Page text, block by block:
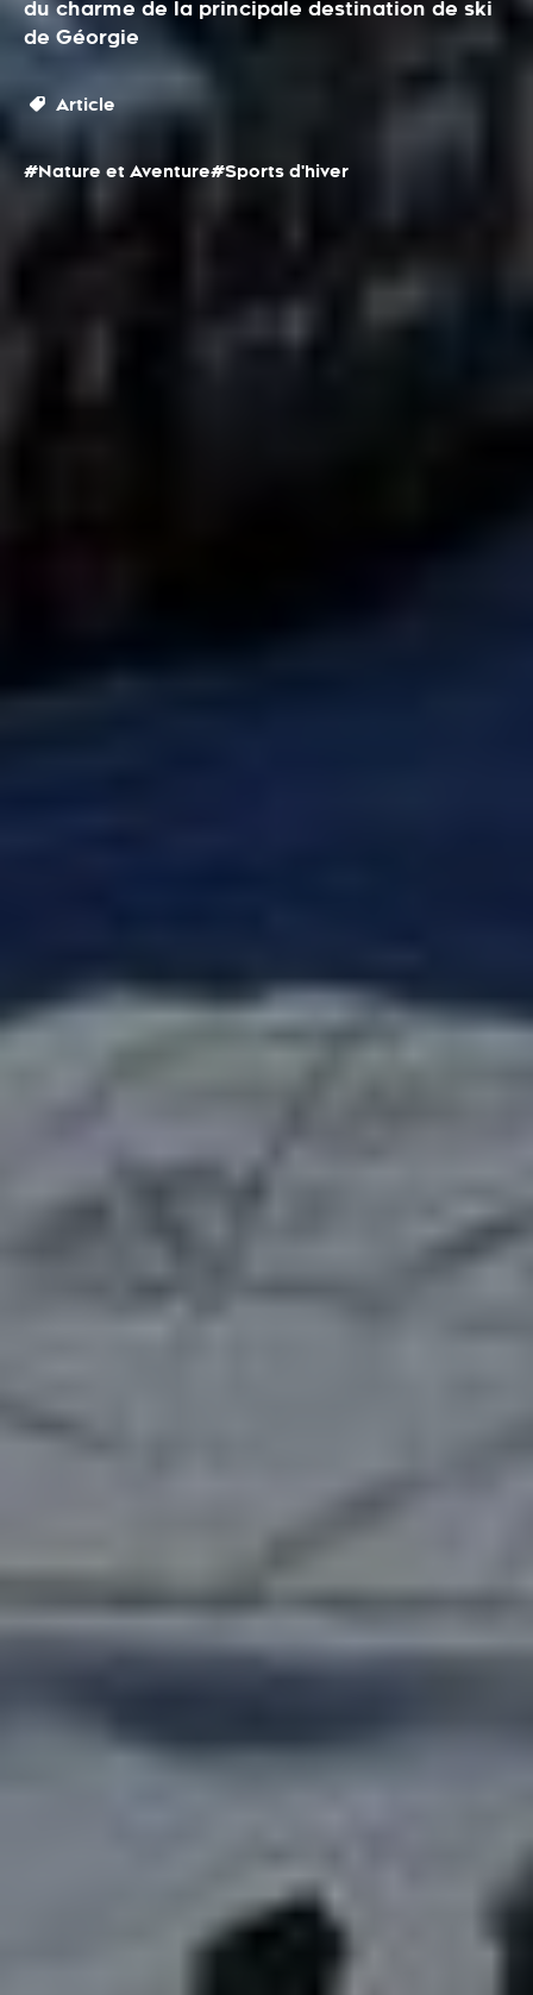
du charme de la principale destination de ski
de Géorgie
Article
#Nature et Aventure#Sports d'hiver